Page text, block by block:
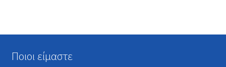
Ποιοι είμαστε